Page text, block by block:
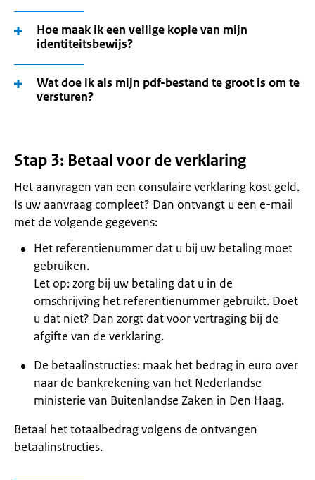
Hoe maak ik een veilige kopie van mijn
identiteitsbewijs?
Wat doe ik als mijn pdf-bestand te groot is om te
versturen?
Stap 3: Betaal voor de verklaring
Het aanvragen van een consulaire verklaring kost geld.
Is uw aanvraag compleet? Dan ontvangt u een e-mail
met de volgende gegevens:
Het referentienummer dat u bij uw betaling moet
gebruiken.
Let op: zorg bij uw betaling dat u in de
omschrijving het referentienummer gebruikt. Doet
u dat niet? Dan zorgt dat voor vertraging bij de
afgifte van de verklaring.
De betaalinstructies: maak het bedrag in euro over
naar de bankrekening van het Nederlandse
ministerie van Buitenlandse Zaken in Den Haag.
Betaal het totaalbedrag volgens de ontvangen
betaalinstructies.